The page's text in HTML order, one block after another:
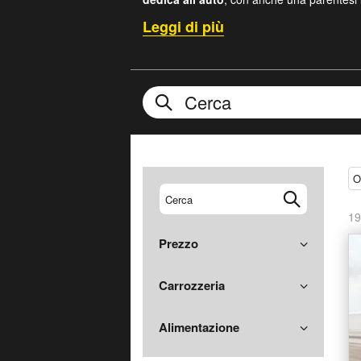
Motors) nel 2017 da parte di PSA Peugeot
quello che
apprezzato nel vecchio continente. Infatti il
le vetture Opel più popolari nel
Opel GTe quindi alcuni modelli il cui
Prezzo
Carrozzeria
Alimentazione